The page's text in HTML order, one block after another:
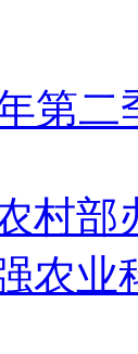
第
村部
农业